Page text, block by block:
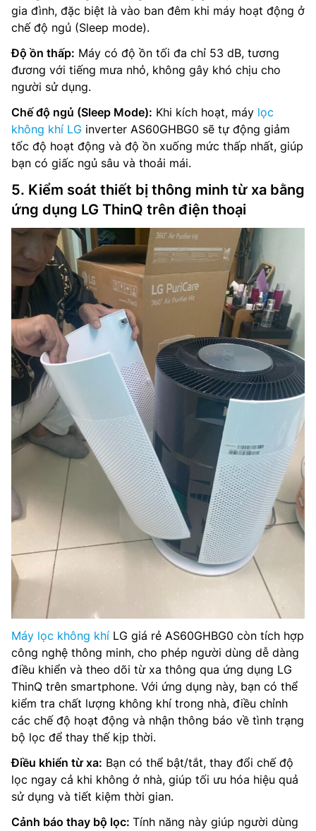
gia đình, đặc biệt là vào ban đêm khi máy hoạt động ở
chế độ ngủ (Sleep mode).
Độ ồn thấp: Máy có độ ồn tối đa chỉ 53 dB, tương
đương với tiếng mưa nhỏ, không gây khó chịu cho
người sử dụng.
Chế độ ngủ (Sleep Mode): Khi kích hoạt, máy lọc
không khí LG inverter AS60GHBG0 sẽ tự động giảm
tốc độ hoạt động và độ ồn xuống mức thấp nhất, giúp
bạn có giấc ngủ sâu và thoải mái.
5. Kiểm soát thiết bị thông minh từ xa bằng
ứng dụng LG ThinQ trên điện thoại
Máy lọc không khí LG giá rẻ AS60GHBG0 còn tích hợp
công nghệ thông minh, cho phép người dùng dễ dàng
điều khiển và theo dõi từ xa thông qua ứng dụng LG
ThinQ trên smartphone. Với ứng dụng này, bạn có thể
kiểm tra chất lượng không khí trong nhà, điều chỉnh
các chế độ hoạt động và nhận thông báo về tình trạng
bộ lọc để thay thế kịp thời.
Điều khiển từ xa: Bạn có thể bật/tắt, thay đổi chế độ
lọc ngay cả khi không ở nhà, giúp tối ưu hóa hiệu quả
sử dụng và tiết kiệm thời gian.
Cảnh báo thay bộ lọc: Tính năng này giúp người dùng